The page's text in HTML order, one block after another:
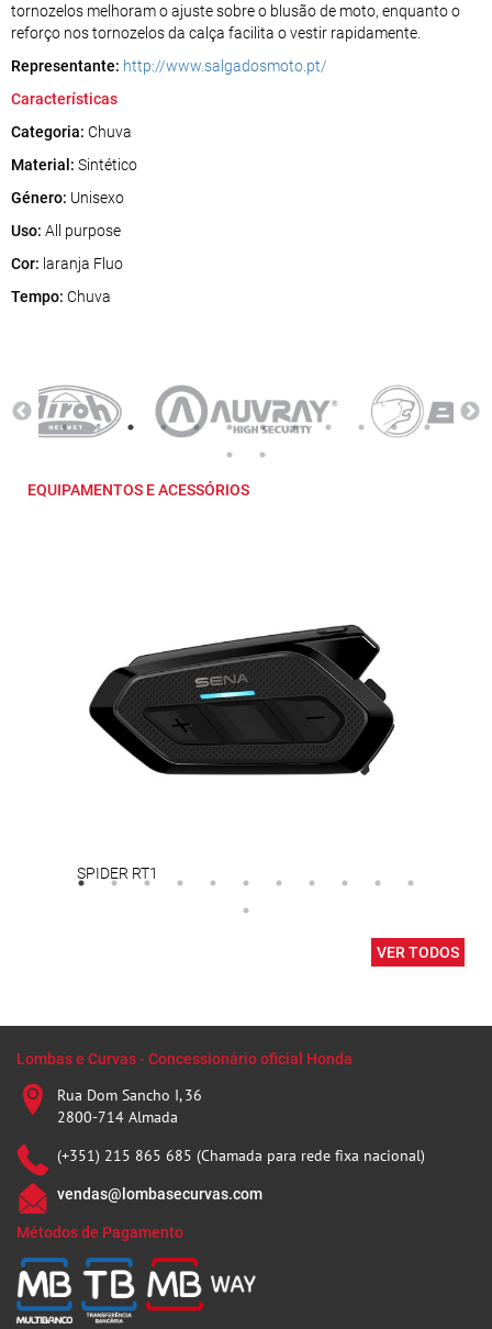
tornozelos melhoram o ajuste sobre o blusão de moto, enquanto o
reforço nos tornozelos da calça facilita o vestir rapidamente.
Representante: http://www.salgadosmoto.pt/
Características
Categoria: Chuva
Material: Sintético
Género: Unisexo
Uso: All purpose
Cor: laranja Fluo
Tempo: Chuva
EQUIPAMENTOS E ACESSÓRIOS
SPIDER RT1
VER TODOS
Lombas e Curvas - Concessionário oficial Honda
Rua Dom Sancho I, 36
2800-714 Almada
(+351) 215 865 685 (Chamada para rede fixa nacional)
vendas@lombasecurvas.com
Métodos de Pagamento